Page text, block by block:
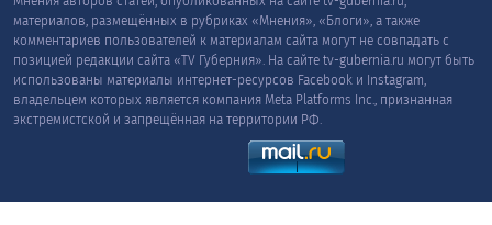
материалов, размещённых в рубриках «Мнения», «Блоги», а также
комментариев пользователей к материалам сайта могут не совпадать с
позицией редакции сайта «TV Губерния». На сайте tv-gubernia.ru могут быть
использованы материалы интернет-ресурсов Facebook и Instagram,
владельцем которых является компания Meta Platforms Inc., признанная
экстремистской и запрещённая на территории РФ.